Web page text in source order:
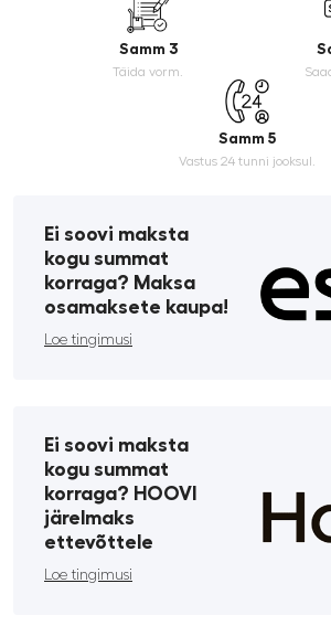
Samm 3
Täida vorm.
Samm 5
Vastus 24 tunni jooksul.
Ei soovi maksta
kogu summat
korraga? Maksa
osamaksete kaupa!
Loe tingimusi
Ei soovi maksta
kogu summat
korraga? HOOVI
järelmaks
ettevõttele
Loe tingimusi